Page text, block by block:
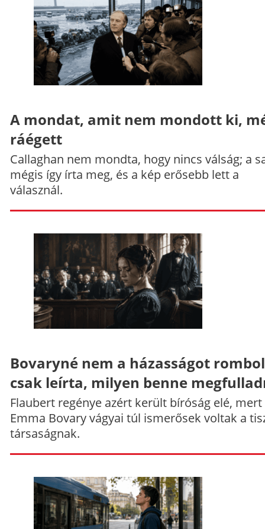
A mondat, amit nem mondott ki,
ráégett
Callaghan nem mondta, hogy nincs válság; a
mégis így írta meg, és a kép erősebb lett a
válasznál.
Bovaryné nem a házasságot
csak leírta, milyen benne
Flaubert regénye azért került bíróság elé, mert
Emma Bovary vágyai túl ismerősek voltak a
társaságnak.